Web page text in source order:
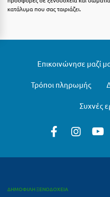
Κόρινθος
Κουρούτα Ηλείας
Κουφονήσια
Κύπρος
κατάλυμα που σας ταιριάζει.
Επικοινώνησε μαζί
Τρόποι πληρωμής
Συχνές
ΔΗΜΟΦΙΛΗ ΞΕΝΟΔΟΧΕΙΑ